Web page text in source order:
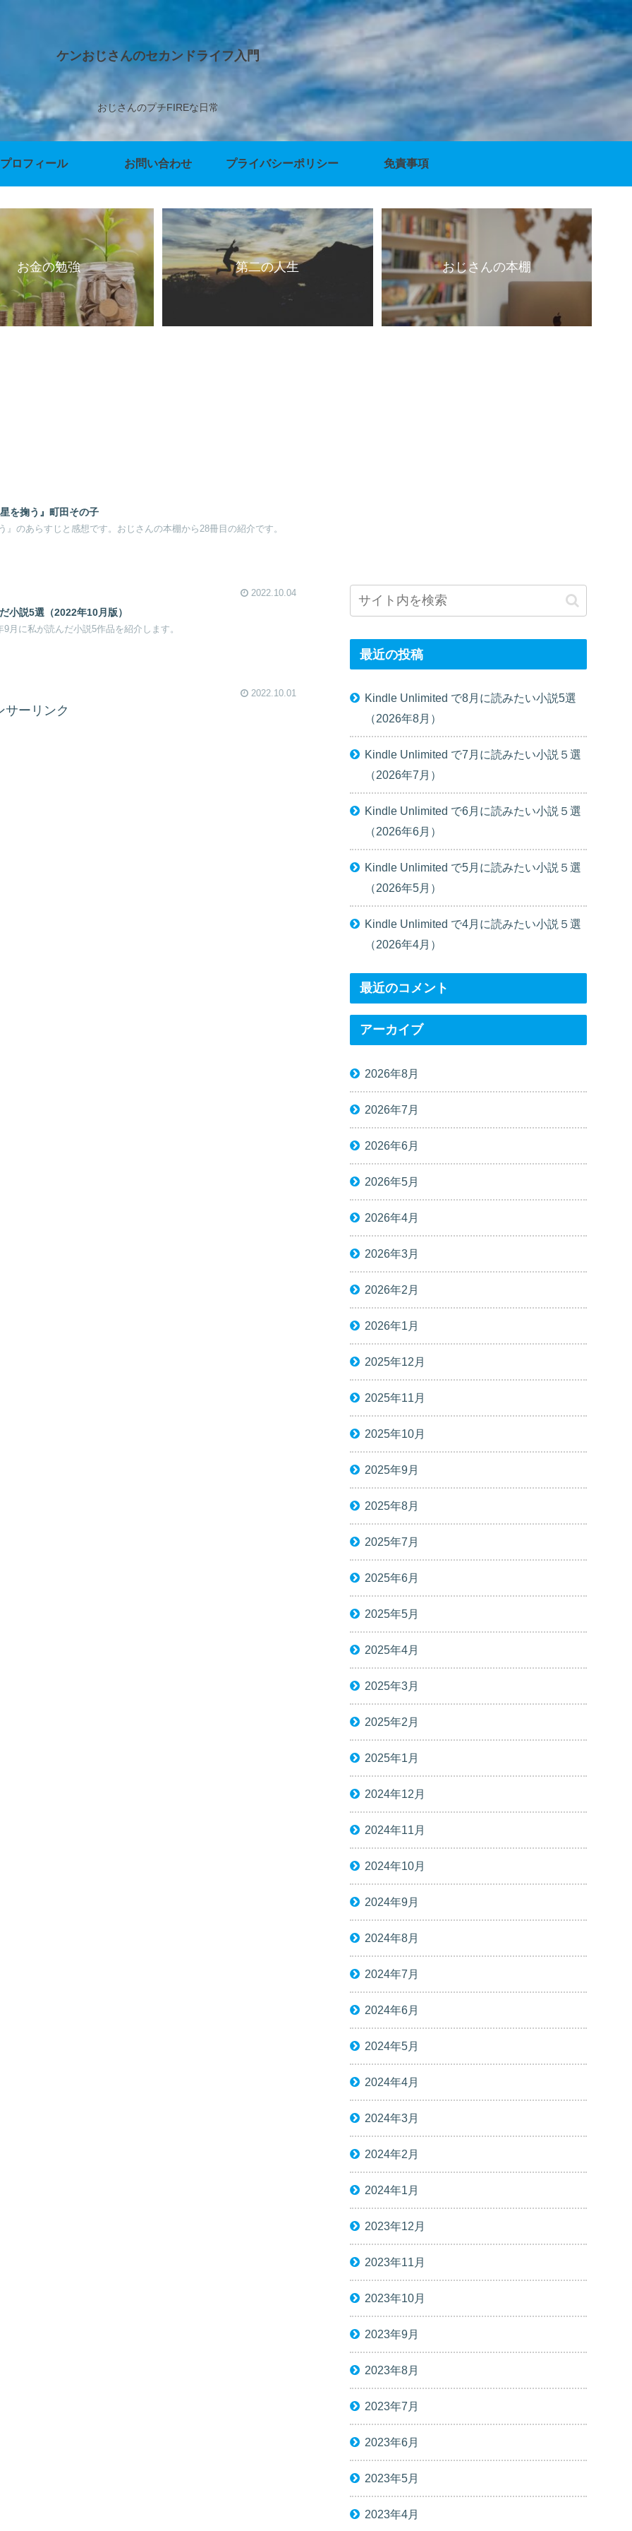
ケンおじさんのセカンドライフ入門
おじさんのプチFIREな日常
プロフィール お問い合わせ プライバシーポリシー 免責事項
お金の勉強 第二の人生 おじさんの本棚
を掬う』町田その子
』のあらすじと感想です。おじさんの本棚から28冊目の紹介です。
2022.10.04
説5選（2022年10月版）
月に私が読んだ小説5作品を紹介します。
2022.10.01
サーリンク
最近の投稿
Kindle Unlimited で8月に読みたい小説5選
（2026年8月）
Kindle Unlimited で7月に読みたい小説５選
（2026年7月）
Kindle Unlimited で6月に読みたい小説５選
（2026年6月）
Kindle Unlimited で5月に読みたい小説５選
（2026年5月）
Kindle Unlimited で4月に読みたい小説５選
（2026年4月）
最近のコメント
アーカイブ
2026年8月
2026年7月
2026年6月
2026年5月
2026年4月
2026年3月
2026年2月
2026年1月
2025年12月
2025年11月
2025年10月
2025年9月
2025年8月
2025年7月
2025年6月
2025年5月
2025年4月
2025年3月
2025年2月
2025年1月
2024年12月
2024年11月
2024年10月
2024年9月
2024年8月
2024年7月
2024年6月
2024年5月
2024年4月
2024年3月
2024年2月
2024年1月
2023年12月
2023年11月
2023年10月
2023年9月
2023年8月
2023年7月
2023年6月
2023年5月
2023年4月